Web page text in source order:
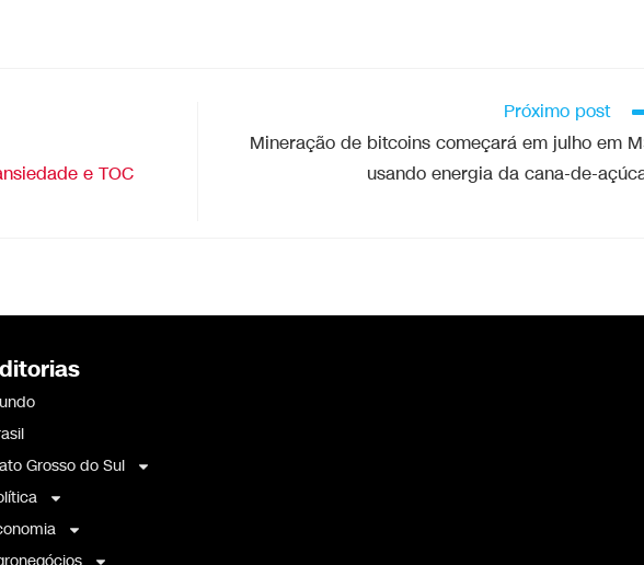
e TOC
Próximo post
Mineração de bitcoins começará em julho em
usando energia da cana-de-
Grosso do Sul